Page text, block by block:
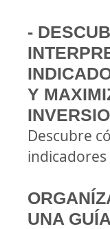
-
Y
Descubre
UNA